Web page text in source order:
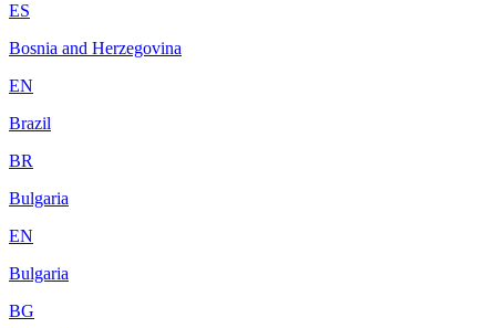
ES
Bosnia and Herzegovina
EN
Brazil
BR
Bulgaria
EN
Bulgaria
BG